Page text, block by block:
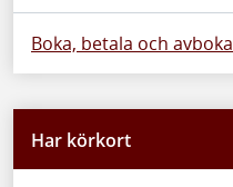
Boka, betala och
Har körkort